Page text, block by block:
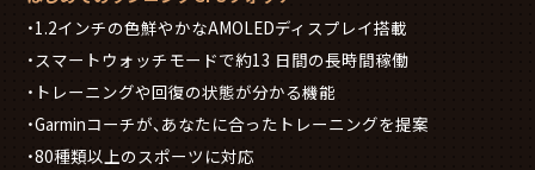
・1.2インチの色鮮やかなAMOLEDディスプレイ搭載
・スマートウォッチモードで約13 日間の長時間稼働
・トレーニングや回復の状態が分かる機能
・Garminコーチが、あなたに合ったトレーニングを提案
・80種類以上のスポーツに対応